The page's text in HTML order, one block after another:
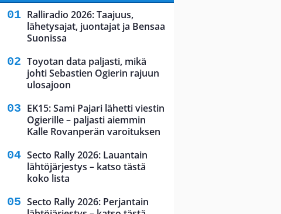
Ralliradio 2026: Taajuus,
lähetysajat, juontajat ja Bensaa
Suonissa
Toyotan data paljasti, mikä
johti Sebastien Ogierin rajuun
ulosajoon
EK15: Sami Pajari lähetti viestin
Ogierille – paljasti aiemmin
Kalle Rovanperän varoituksen
Secto Rally 2026: Lauantain
lähtöjärjestys – katso tästä
koko lista
Secto Rally 2026: Perjantain